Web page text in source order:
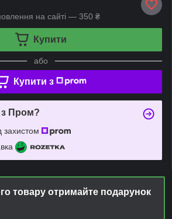
на сайті — 350 ₴
Купити
або
Купити з
з Пром?
захистом
товару отримайте подарунок